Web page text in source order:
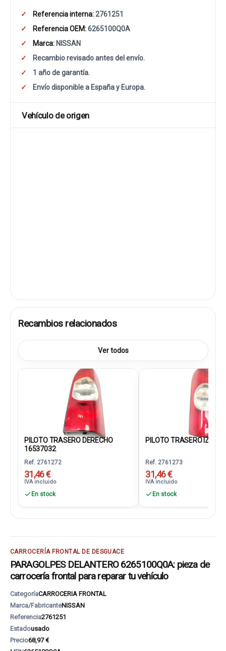
Referencia interna:2761251
Referencia OEM:6265100Q0A
Marca: NISSAN
Recambio revisado antes del envío.
1 año de garantía.
Envío disponible a España y Europa.
Vehículo de origen
Recambios relacionados
Ver todos
PILOTO TRASERO DERECHO
16537032
Ref. 2761272
31,46 €
IVA incluido
En stock
PILOTO TRASERO
Ref. 2761273
31,46 €
IVA incluido
En stock
CARROCERÍA FRONTAL DE DESGUACE
PARAGOLPES DELANTERO 6265100Q0A: pieza de
carrocería frontal para reparar tu vehículo
CategoríaCARROCERIA FRONTAL
Marca/FabricanteNISSAN
Referencia2761251
Estadousado
Precio68,97 €